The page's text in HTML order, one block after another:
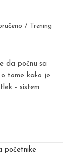
/ Trening
da počnu sa
tome kako je
- sistem